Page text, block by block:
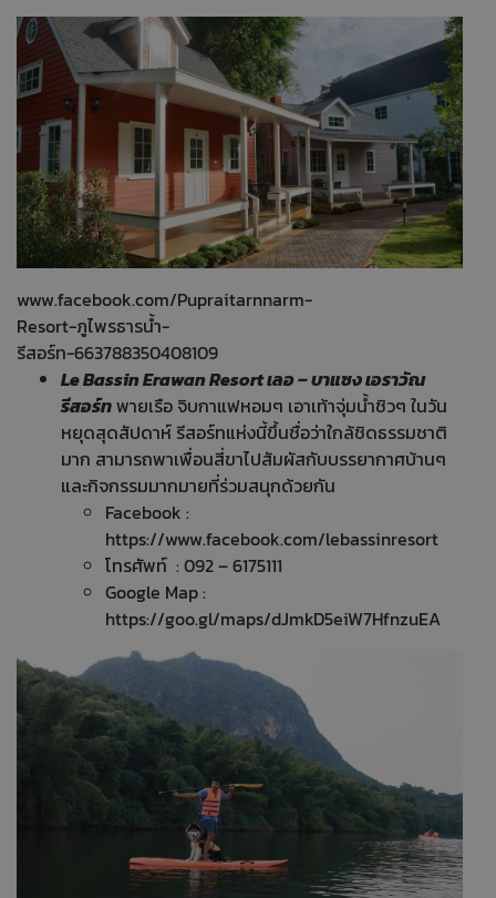
www.facebook.com/Pupraitarnnarm-
Resort-ภูไพรธารน้ำ-
รีสอร์ท-663788350408109
Le Bassin Erawan Resort เลอ – บาแซง เอราวัณ
รีสอร์ทพายเรือ จิบกาแฟหอมๆ เอาเท้าจุ่มน้ำชิวๆ ในวัน
หยุดสุดสัปดาห์ รีสอร์ทแห่งนี้ขึ้นชื่อว่าใกล้ชิดธรรมชาติ
มาก สามารถพาเพื่อนสี่ขาไปสัมผัสกับบรรยากาศบ้านๆ
และกิจกรรมมากมายที่ร่วมสนุกด้วยกัน
Facebook :
https://www.facebook.com/lebassinresort
โทรศัพท์ : 092 – 6175111
Google Map :
https://goo.gl/maps/dJmkD5eiW7HfnzuEA